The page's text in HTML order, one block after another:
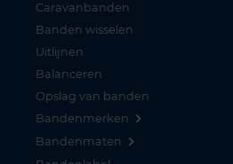
Caravanbanden
Banden wisselen
Uitlijnen
Balanceren
Opslag van banden
Bandenmerken
Bandenmaten